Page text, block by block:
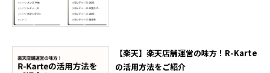
【楽天】楽天店舗運営の味方！R-Karte
の活用方法をご紹介